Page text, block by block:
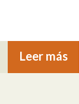
Leer más